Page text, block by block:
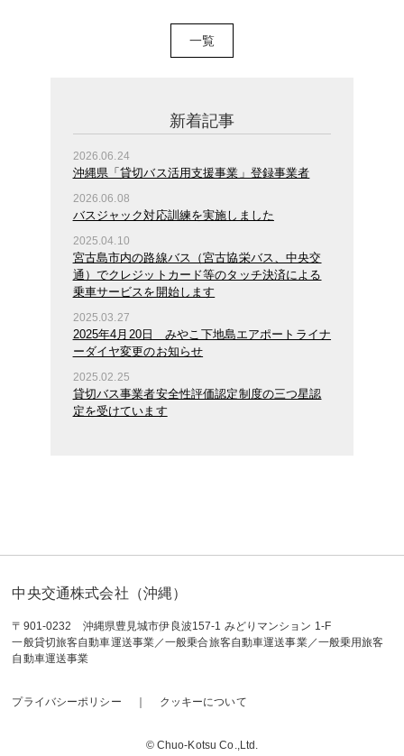
一覧
新着記事
2026.06.24
沖縄県「貸切バス活用支援事業」登録事業者
2026.06.08
バスジャック対応訓練を実施しました
2025.04.10
宮古島市内の路線バス（宮古協栄バス、中央交
通）でクレジットカード等のタッチ決済による
乗車サービスを開始します
2025.03.27
2025年4月20日 みやこ下地島エアポートライナ
ーダイヤ変更のお知らせ
2025.02.25
貸切バス事業者安全性評価認定制度の三つ星認
定を受けています
中央交通株式会社（沖縄）
〒901-0232 沖縄県豊見城市伊良波157-1 みどりマンション 1-F
一般貸切旅客自動車運送事業／一般乗合旅客自動車運送事業／一般乗用旅客
自動車運送事業
プライバシーポリシー クッキーについて
© Chuo-Kotsu Co.,Ltd.